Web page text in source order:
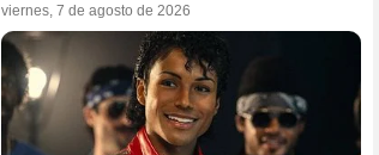
viernes, 7 de agosto de 2026